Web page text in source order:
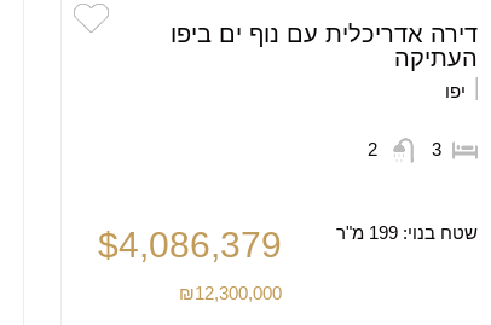
דירה אדריכלית עם נוף ים ביפו
העתיקה
יפו
3
2
שטח בנוי: 199 מ"ר $4,086,379
₪12,300,000